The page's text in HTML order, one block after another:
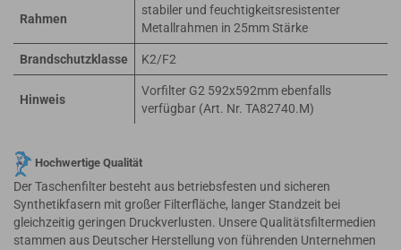
Rahmen
stabiler und feuchtigkeitsresistenter
Metallrahmen in 25mm Stärke
Brandschutzklasse K2/F2
Hinweis
Vorfilter G2 592x592mm ebenfalls
verfügbar (Art. Nr. TA82740.M)
Hochwertige Qualität
Der Taschenfilter besteht aus betriebsfesten und sicheren
Synthetikfasern mit großer Filterfläche, langer Standzeit bei
gleichzeitig geringen Druckverlusten. Unsere Qualitätsfiltermedien
stammen aus Deutscher Herstellung von führenden Unternehmen